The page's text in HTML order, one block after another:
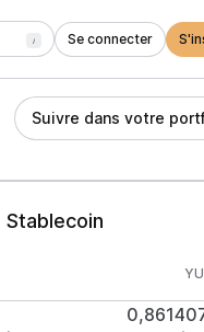
/ Se connecter
Suivre dans votre
Stablecoin